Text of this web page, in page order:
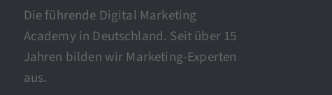
Die führende Digital Marketing
Academy in Deutschland. Seit über 15
Jahren bilden wir Marketing-Experten
aus.